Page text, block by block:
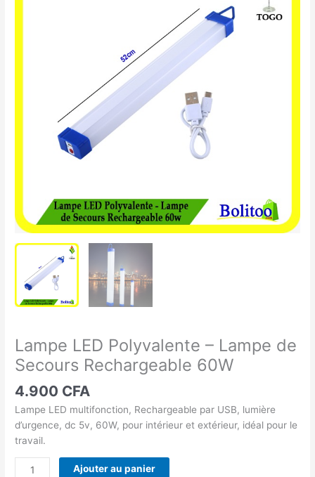
Lampe LED Polyvalente – Lampe de
Secours Rechargeable 60W
4.900 CFA
Lampe LED multifonction, Rechargeable par USB, lumière
d’urgence, dc 5v, 60W, pour intérieur et extérieur, idéal pour le
travail.
Ajouter au panier